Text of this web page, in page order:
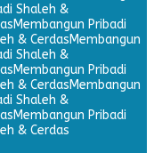
Shaleh &
Membangun Pribadi
& CerdasMembangun
Shaleh &
Membangun Pribadi
& CerdasMembangun
Shaleh &
Membangun Pribadi
& Cerdas